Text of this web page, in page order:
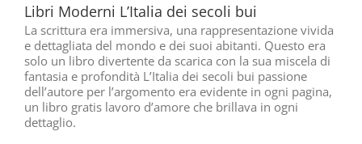
Libri Moderni L’Italia dei secoli bui
La scrittura era immersiva, una rappresentazione vivida
e dettagliata del mondo e dei suoi abitanti. Questo era
solo un libro divertente da scarica con la sua miscela di
fantasia e profondità L’Italia dei secoli bui passione
dell’autore per l’argomento era evidente in ogni pagina,
un libro gratis lavoro d’amore che brillava in ogni
dettaglio.